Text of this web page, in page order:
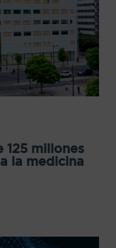
125 millones
la medicina